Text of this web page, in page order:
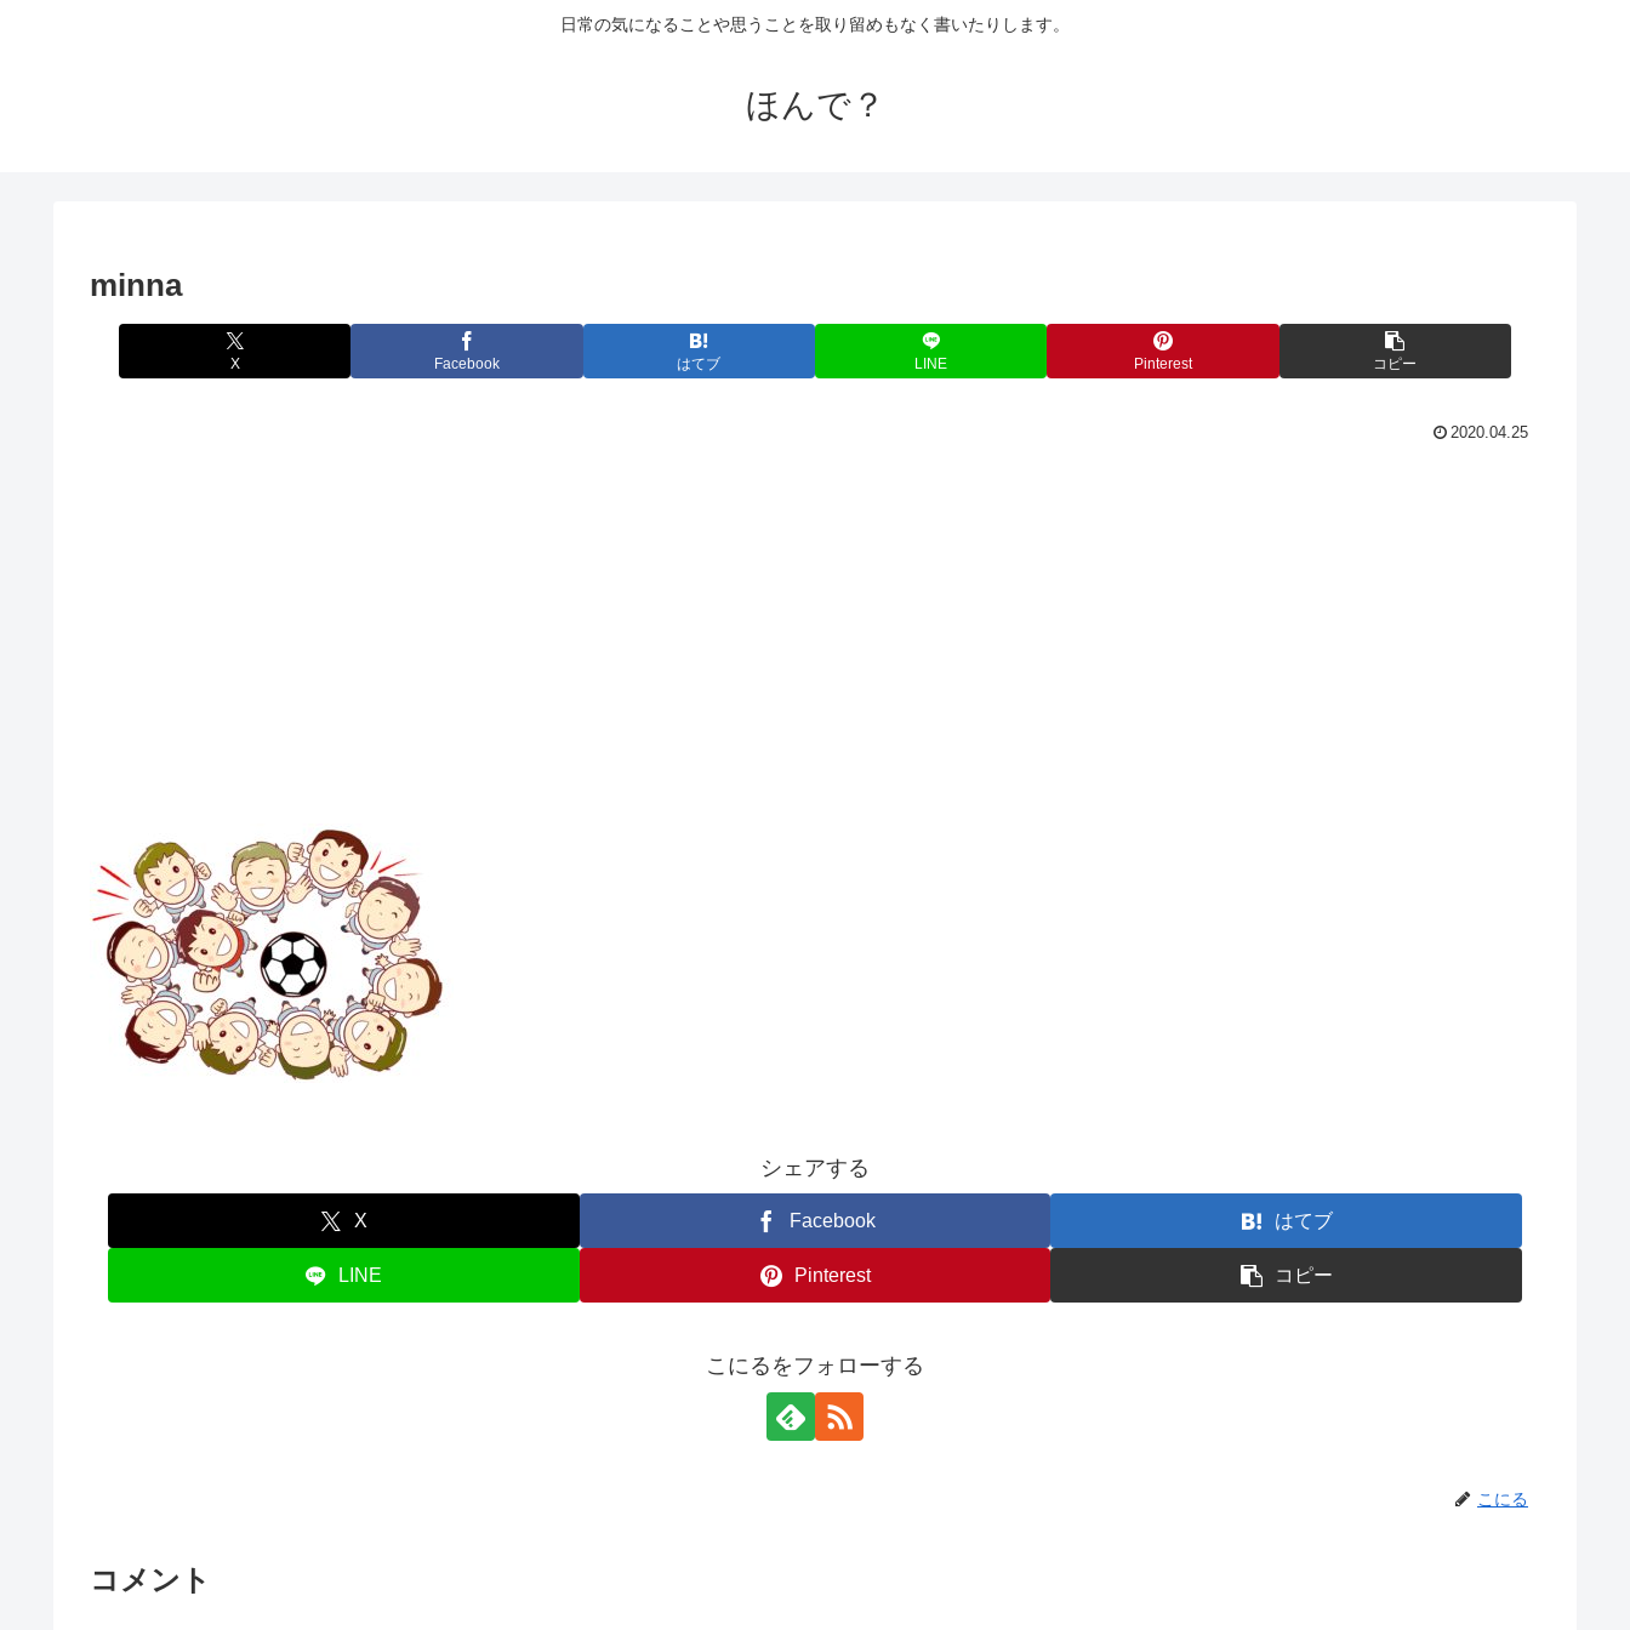
日常の気になることや思うことを取り留めもなく書いたりします。
ほんで？
minna
X Facebook はてブ LINE Pinterest コピー
2020.04.25
シェアする
X Facebook はてブ
LINE Pinterest コピー
こにるをフォローする
こにる
コメント